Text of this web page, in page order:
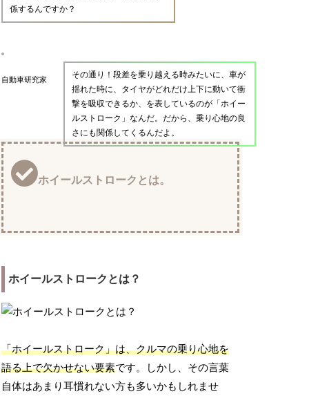
係するんですか？
自動車研究家
その通り！段差を乗り越える時みたいに、車が
揺れた時に、タイヤがどれだけ上下に動いて衝
撃を吸収できるか、を表しているのが「ホイー
ルストローク」なんだ。だから、乗り心地の良
さにも関係してくるんだよ。
ホイールストロークとは。
ホイールストロークとは？
「ホイールストローク」は、クルマの乗り心地を
語る上で欠かせない要素です。しかし、その言葉
自体はあまり耳慣れない方も多いかもしれませ